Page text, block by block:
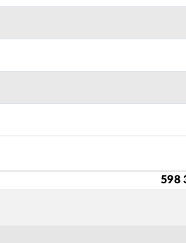
598